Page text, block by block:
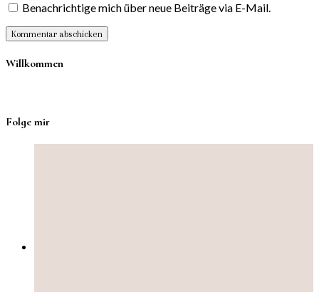
Benachrichtige mich über neue Beiträge via E-Mail.
Willkommen
Folge mir